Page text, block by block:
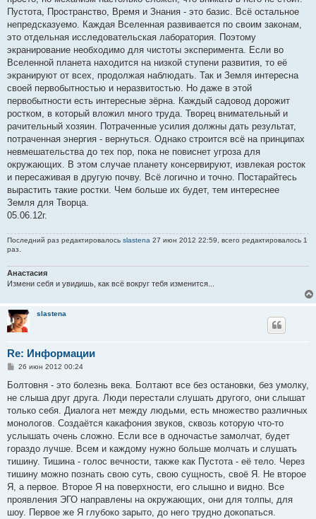
Пустота, Пространство, Время и Знания - это базис. Всё остальное
непредсказуемо. Каждая Вселенная развивается по своим законам,
это отдельная исследовательская лаборатория. Поэтому
экранирование необходимо для чистоты эксперимента. Если во
Вселенной планета находится на низкой ступени развития, то её
экранируют от всех, продолжая наблюдать. Так и Земля интересна
своей первобытностью и неразвитостью. Но даже в этой
первобытности есть интересные зёрна. Каждый садовод дорожит
ростком, в который вложил много труда. Творец внимательный и
рачительный хозяин. Потраченные усилия должны дать результат,
потраченная энергия - вернуться. Однако строится всё на принципах
невмешательства до тех пор, пока не повиснет угроза для
окружающих. В этом случае планету консервируют, извлекая росток
и пересаживая в другую почву. Всё логично и точно. Постарайтесь
вырастить такие ростки. Чем больше их будет, тем интереснее
Земля для Творца.
05.06.12г.
Последний раз редактировалось slastena 27 июн 2012 22:59, всего редактировалось 1
раз.
Анастасия
Измени себя и увидишь, как всё вокруг тебя изменится...
slastena
Re: Информации
С
о
щ
е
и
е
26 июн 2012 00:24
Болтовня - это болезнь века. Болтают все без остановки, без умолку,
не слыша друг друга. Люди перестали слушать другого, они слышат
только себя. Диалога нет между людьми, есть множество различных
монологов. Создаётся какафония звуков, сквозь которую что-то
услышать очень сложно. Если все в одночастье замолчат, будет
гораздо лучше. Всем и каждому нужно больше молчать и слушать
тишину. Тишина - голос вечности, также как Пустота - её тело. Через
тишину можно познать свою суть, свою сущность, своё Я. Не второе
Я, а первое. Второе Я на поверхности, его слышно и видно. Все
проявления ЭГО направлены на окружающих, они для толпы, для
шоу. Первое же Я глубоко зарыто, до него трудно докопаться.